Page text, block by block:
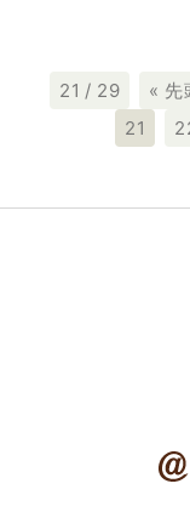
21 / 29 « 先
21